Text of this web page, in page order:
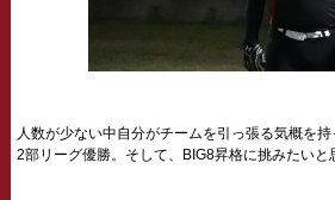
人数が少ない中自分がチームを引っ張る気概を
2部リーグ優勝。そして、BIG8昇格に挑みたいと